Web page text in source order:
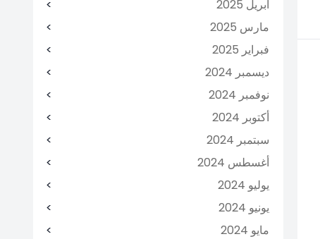
أبريل 2025
مارس 2025
فبراير 2025
ديسمبر 2024
نوفمبر 2024
أكتوبر 2024
سبتمبر 2024
أغسطس 2024
يوليو 2024
يونيو 2024
مايو 2024